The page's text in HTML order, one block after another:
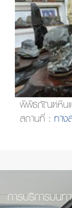
พิพิธภัณฑ์หิน
สถานที่ : ทา
การบริการบนท